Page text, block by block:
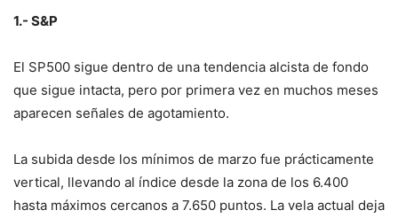
1.- S&P
El SP500 sigue dentro de una tendencia alcista de fondo
que sigue intacta, pero por primera vez en muchos meses
aparecen señales de agotamiento.
La subida desde los mínimos de marzo fue prácticamente
vertical, llevando al índice desde la zona de los 6.400
hasta máximos cercanos a 7.650 puntos. La vela actual deja